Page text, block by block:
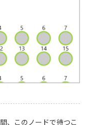
、このノードで待つこ